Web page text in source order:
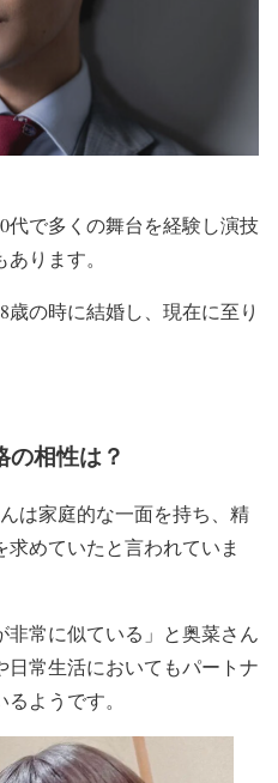
代で多くの舞台を経験し演技
あります。
歳の時に結婚し、現在に至り
相性は？
は家庭的な一面を持ち、 精
求めていたと言われていま
非常に似ている」 と奥菜さん
日常生活においてもパートナ
るようです。